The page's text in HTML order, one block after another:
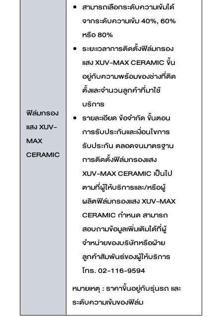
ฟิล์มกรอง
แสง XUV-
MAX
CERAMIC
สามารถเลือกระดับความเข้มได้
จากระดับความเข้ม 40%, 60%
หรือ 80%
ระยะเวลาการติดตั้งฟิล์มกรอง
แสง XUV-MAX CERAMIC ขึ้น
อยู่กับความพร้อมของช่างที่ติด
ตั้งและจำนวนลูกค้าที่มาใช้
บริการ
รายละเอียด ข้อจำกัด ขั้นตอน
การรับประกันและเงื่อนไขการ
รับประกัน ตลอดจนมาตรฐาน
การติดตั้งฟิล์มกรองแสง
XUV-MAX CERAMIC เป็นไป
ตามที่ผู้ให้บริการและ/หรือผู้
ผลิตฟิล์มกรองแสง XUV-MAX
CERAMIC กำหนด สามารถ
สอบถามข้อมูลเพิ่มเติมได้ที่ผู้
จำหน่ายของบริษัทหรือฝ่าย
ลูกค้าสัมพันธ์ของผู้ให้บริการ
โทร. 02-116-9594
หมายเหตุ : ราคาขึ้นอยู่กับรุ่นรถ และ
ระดับความเข้มของฟิล์ม